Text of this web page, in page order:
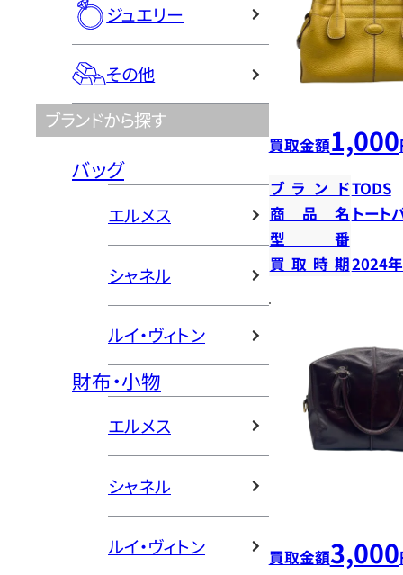
ジュエリー
その他
ブランドから探す
バッグ
エルメス
シャネル
ルイ・ヴィトン
財布・小物
エルメス
シャネル
ルイ・ヴィトン
買取金額1,000
ブランドTODS
商品名 トート
型番
買取時期2024
買取金額3,000